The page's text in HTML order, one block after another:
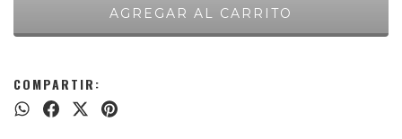
COMPARTIR: